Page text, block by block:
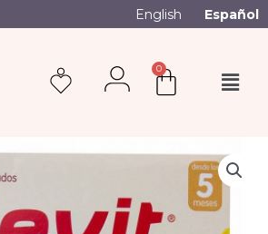
English Español
0